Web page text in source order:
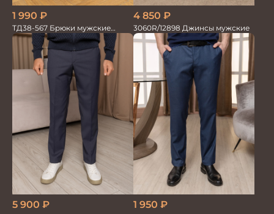
1 990 ₽
ТД38-567 Брюки мужские
трикотажные
4 850 ₽
3060R/12898 Джинсы мужские
5 900 ₽ 1 950 ₽